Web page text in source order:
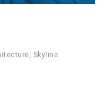
, Skyline